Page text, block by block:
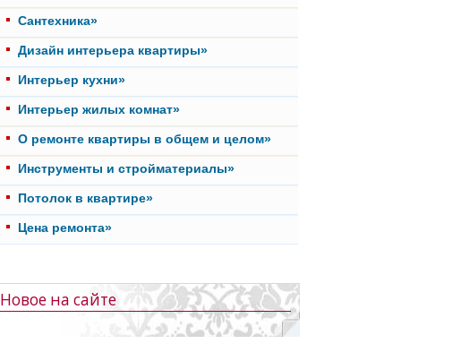
Cантехника»
Дизайн интерьера квартиры»
Интерьер кухни»
Интерьер жилых комнат»
О ремонте квартиры в общем и целом»
Инструменты и стройматериалы»
Потолок в квартире»
Цена ремонта»
Новое на сайте